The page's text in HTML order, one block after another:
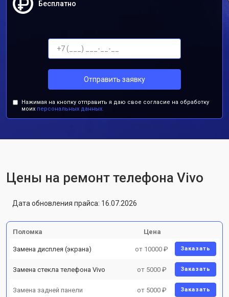
Бесплатно
Отправить заявку
Нажимая на кнопку отправить я даю свое согласие на обработку
моих персональных данных.
Цены на ремонт телефона Vivo
Дата обновления прайса: 16.07.2026
Поломка Цена
Замена дисплея (экрана) от 10000 ₽ Заказать
Замена стекла телефона Vivo от 5000 ₽ Заказать
Замена задней панели от 5000 ₽ Заказать